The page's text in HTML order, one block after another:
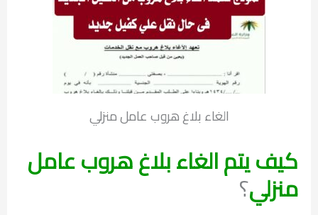
الغاء بلاغ هروب عامل منزلي
كيف يتم الغاء بلاغ هروب عامل
منزلي؟